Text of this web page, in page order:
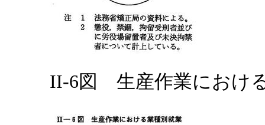
II-6図 生産作業におけ